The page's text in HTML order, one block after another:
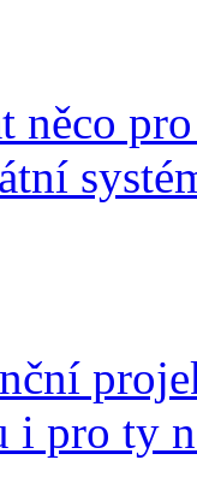
něco
i pro ty